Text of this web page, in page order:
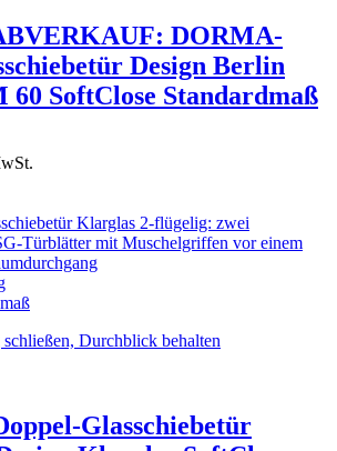
DORMA-
Design Berlin
SoftClose Standardmaß
Durchblick behalten
Glasschiebetür